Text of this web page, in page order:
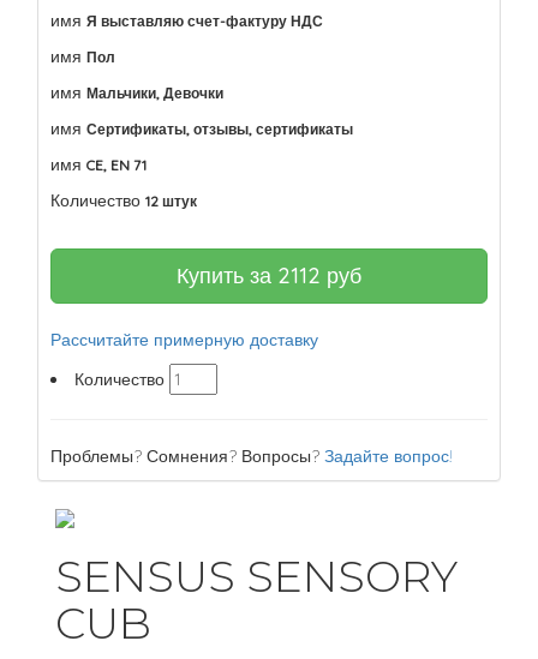
имя Я выставляю счет-фактуру НДС
имя Пол
имя Мальчики, Девочки
имя Сертификаты, отзывы, сертификаты
имя CE, EN 71
Количество 12 штук
Купить за 2112 руб
Рассчитайте примерную доставку
Количество
Проблемы? Сомнения? Вопросы? Задайте вопрос!
SENSUS SENSORY
CUB